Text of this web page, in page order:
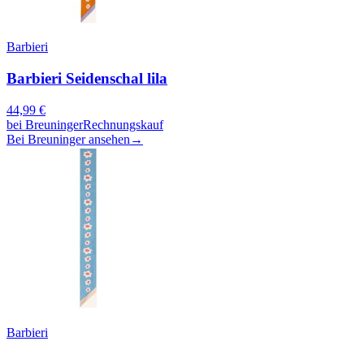
Barbieri
Barbieri Seidenschal lila
44,99 €
bei BreuningerRechnungskauf
Bei Breuninger ansehen →
Barbieri